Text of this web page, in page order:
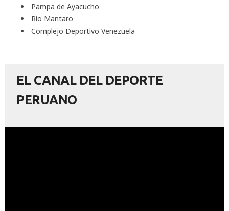
Pampa de Ayacucho
Río Mantaro
Complejo Deportivo Venezuela
EL CANAL DEL DEPORTE
PERUANO